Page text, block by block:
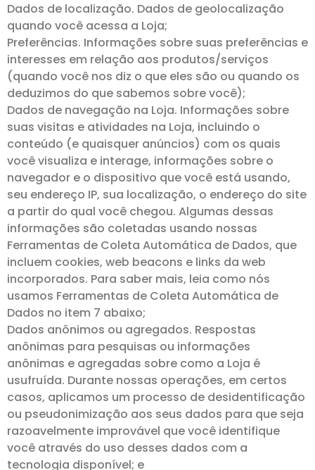
Dados de localização. Dados de geolocalização
quando você acessa a Loja;
Preferências. Informações sobre suas preferências e
interesses em relação aos produtos/serviços
(quando você nos diz o que eles são ou quando os
deduzimos do que sabemos sobre você);
Dados de navegação na Loja. Informações sobre
suas visitas e atividades na Loja, incluindo o
conteúdo (e quaisquer anúncios) com os quais
você visualiza e interage, informações sobre o
navegador e o dispositivo que você está usando,
seu endereço IP, sua localização, o endereço do site
a partir do qual você chegou. Algumas dessas
informações são coletadas usando nossas
Ferramentas de Coleta Automática de Dados, que
incluem cookies, web beacons e links da web
incorporados. Para saber mais, leia como nós
usamos Ferramentas de Coleta Automática de
Dados no item 7 abaixo;
Dados anônimos ou agregados. Respostas
anônimas para pesquisas ou informações
anônimas e agregadas sobre como a Loja é
usufruída. Durante nossas operações, em certos
casos, aplicamos um processo de desidentificação
ou pseudonimização aos seus dados para que seja
razoavelmente improvável que você identifique
você através do uso desses dados com a
tecnologia disponível; e